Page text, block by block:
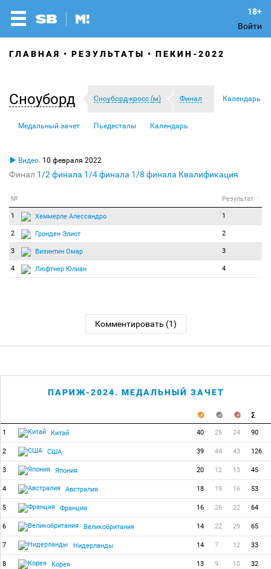
Войти
ГЛАВНАЯ РЕЗУЛЬТАТЫ ПЕКИН-2022
Сноуборд Сноуборд-кросс (м) Финал Календарь
Медальный зачет Пьедесталы Календарь
Видео. 10 февраля 2022
Финал 1/2 финала 1/4 финала 1/8 финала Квалификация
№ Результат
1 Хеммерле Алессандро 1
2 Гронден Элиот 2
3 Визинтин Омар 3
4 Люфтнер Юлиан 4
Комментировать (1)
ПАРИЖ-2024. МЕДАЛЬНЫЙ ЗАЧЕТ
1 Китай 40 26 24 90
2 США 39 44 43 126
3 Япония 20 12 13 45
4 Австралия 18 19 16 53
5 Франция 16 26 22 64
6 Великобритания 14 22 29 65
7 Нидерланды 14 7 12 33
8 Корея 13 9 10 32